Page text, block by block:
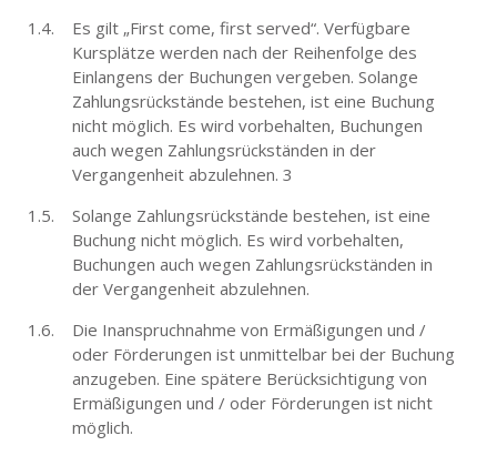
Es gilt „First come, first served“. Verfügbare
Kursplätze werden nach der Reihenfolge des
Einlangens der Buchungen vergeben. Solange
Zahlungsrückstände bestehen, ist eine Buchung
nicht möglich. Es wird vorbehalten, Buchungen
auch wegen Zahlungsrückständen in der
Vergangenheit abzulehnen. 3
Solange Zahlungsrückstände bestehen, ist eine
Buchung nicht möglich. Es wird vorbehalten,
Buchungen auch wegen Zahlungsrückständen in
der Vergangenheit abzulehnen.
Die Inanspruchnahme von Ermäßigungen und /
oder Förderungen ist unmittelbar bei der Buchung
anzugeben. Eine spätere Berücksichtigung von
Ermäßigungen und / oder Förderungen ist nicht
möglich.